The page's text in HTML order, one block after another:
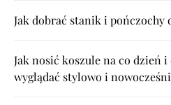
Jak dobrać stanik i pończochy
Jak nosić koszule na co dzień i
wyglądać stylowo i